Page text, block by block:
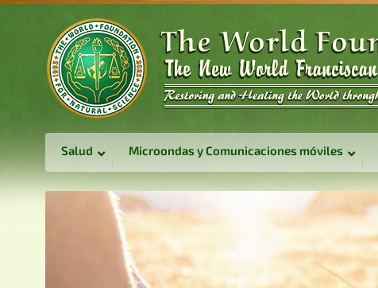
Salud Microondas y Comunicaciones móviles